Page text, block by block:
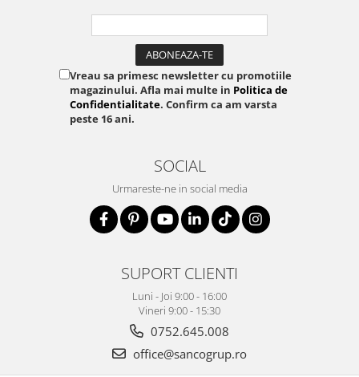
Vreau sa primesc newsletter cu promotiile
magazinului. Afla mai multe in Politica de
Confidentialitate. Confirm ca am varsta
peste 16 ani.
SOCIAL
Urmareste-ne in social media
SUPORT CLIENTI
Luni - Joi 9:00 - 16:00
Vineri 9:00 - 15:30
0752.645.008
office@sancogrup.ro